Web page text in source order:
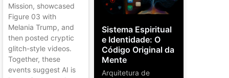
Mission, showcased
Figure 03 with
Melania Trump, and
then posted cryptic
glitch-style videos.
Together, these
events suggest AI is
Sistema Espiritual
e Identidade: O
Código Original da
Mente
Arquitetura de